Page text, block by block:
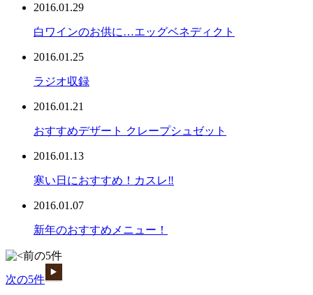
2016.01.29
白ワインのお供に…エッグベネディクト
2016.01.25
ラジオ収録
2016.01.21
おすすめデザート クレープシュゼット
2016.01.13
寒い日におすすめ！カスレ‼︎
2016.01.07
新年のおすすめメニュー！
前の5件
次の5件